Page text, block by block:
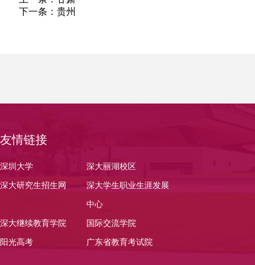
下一条： 贵州
友情链接
深圳大学 深大丽湖校区
深大研究生招生网 深大学生职业生涯发展
中心
深大继续教育学院 国际交流学院
阳光高考 广东省教育考试院